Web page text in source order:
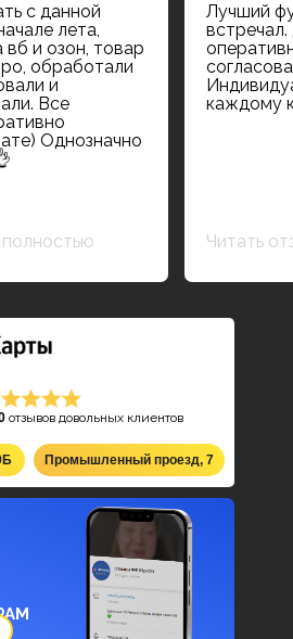
Лучший
каждому
Читать
с данной
лета,
и озон, товар
обработали
и
Все
Однозначно
полностью
отзывов довольных клиентов
Промышленный проезд, 7